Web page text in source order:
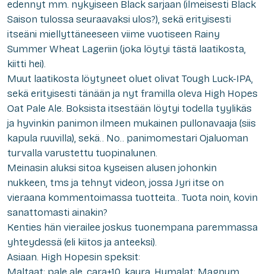
edennyt mm. nykyiseen Black sarjaan (ilmeisesti Black
Saison tulossa seuraavaksi ulos?), sekä erityisesti
itseäni miellyttäneeseen viime vuotiseen Rainy
Summer Wheat Lageriin (joka löytyi tästä laatikosta,
kiitti hei).
Muut laatikosta löytyneet oluet olivat Tough Luck-IPA,
sekä erityisesti tänään ja nyt framilla oleva High Hopes
Oat Pale Ale. Boksista itsestään löytyi todella tyylikäs
ja hyvinkin panimon ilmeen mukainen pullonavaaja (siis
kapula ruuvilla), sekä.. No.. panimomestari Ojaluoman
turvalla varustettu tuopinalunen.
Meinasin aluksi sitoa kyseisen alusen johonkin
nukkeen, tms ja tehnyt videon, jossa Jyri itse on
vieraana kommentoimassa tuotteita.. Tuota noin, kovin
sanattomasti ainakin?
Kenties hän vierailee joskus tuonempana paremmassa
yhteydessä (eli kiitos ja anteeksi).
Asiaan. High Hopesin speksit: